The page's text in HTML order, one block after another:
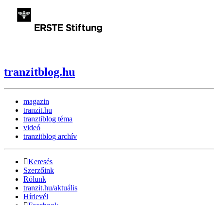
tranzitblog.hu
magazin
tranzit.hu
tranztiblog téma
videó
tranzitblog archív
Keresés
Szerzőink
Rólunk
tranzit.hu/aktuális
Hírlevél